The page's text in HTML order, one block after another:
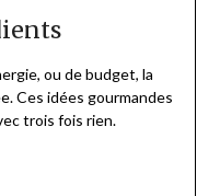
ou de budget, la
Ces idées gourmandes
trois fois rien.